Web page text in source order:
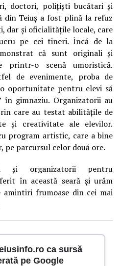
doctori, poliţişti bucătari şi
din Teiuş a fost plină la refuz
dar şi oficialităţile locale, care
pe cei tineri. Încă de la
că sunt originali şi
printr-o scenă umoristică.
de evenimente, proba de
oportunitate pentru elevi să
în gimnaziu. Organizatorii au
care au testat abilităţile de
şi creativitate ale elevilor.
program artistic, care a bine
pe parcursul celor două ore.
şi organizatorii pentru
în această seară şi urăm
frumoase din cei mai
ca sursă
pe Google